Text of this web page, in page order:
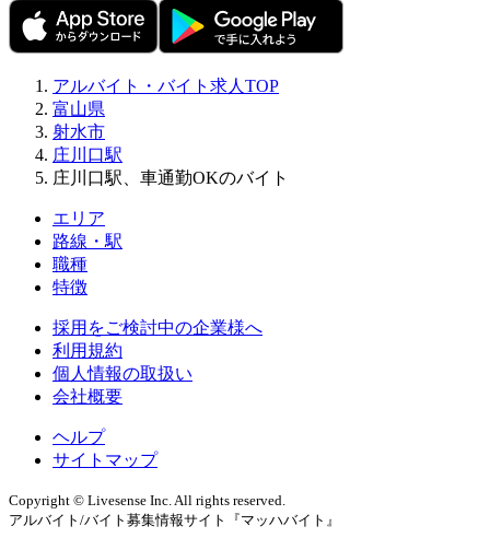
アルバイト・バイト求人TOP
富山県
射水市
庄川口駅
庄川口駅、車通勤OKのバイト
エリア
路線・駅
職種
特徴
採用をご検討中の企業様へ
利用規約
個人情報の取扱い
会社概要
ヘルプ
サイトマップ
Copyright © Livesense Inc. All rights reserved.
アルバイト/バイト募集情報サイト『マッハバイト』